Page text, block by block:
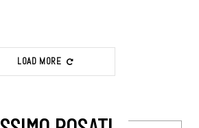
LOAD MORE